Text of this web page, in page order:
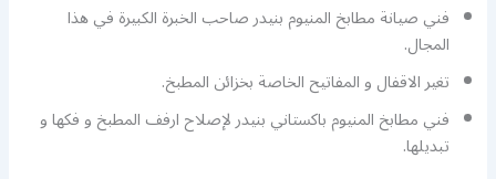
فني صيانة مطابخ المنيوم بنيدر صاحب الخبرة الكبيرة في هذا
المجال.
تغير الاقفال و المفاتيح الخاصة بخزائن المطبخ.
فني مطابخ المنيوم باكستاني بنيدر لإصلاح ارفف المطبخ و فكها و
تبديلها.